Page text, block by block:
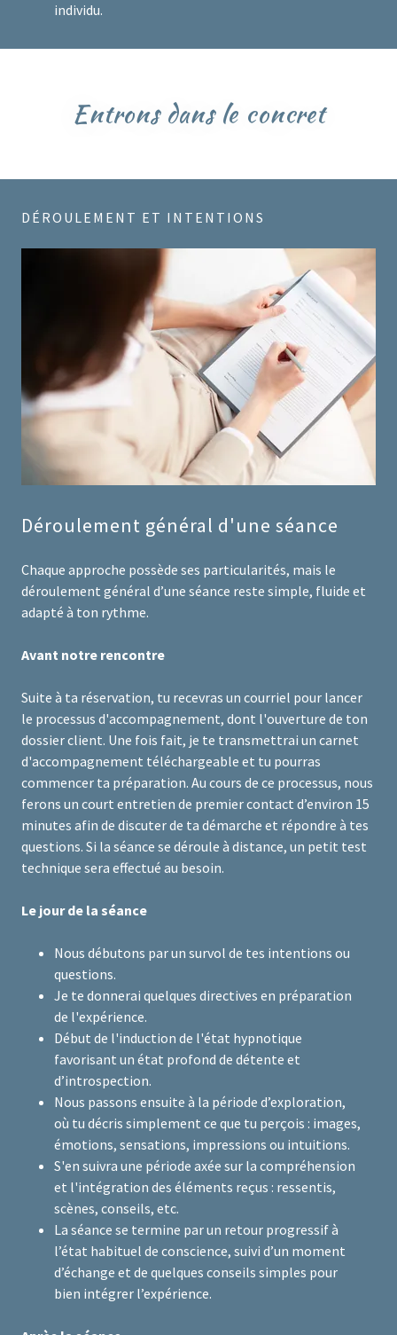
individu.
Entrons dans le concret
DÉROULEMENT ET INTENTIONS
Déroulement général d'une séance
Chaque approche possède ses particularités, mais le
déroulement général d’une séance reste simple, fluide et
adapté à ton rythme.
Avant notre rencontre
Suite à ta réservation, tu recevras un courriel pour lancer
le processus d'accompagnement, dont l'ouverture de ton
dossier client. Une fois fait, je te transmettrai un carnet
d'accompagnement téléchargeable et tu pourras
commencer ta préparation. Au cours de ce processus, nous
ferons un court entretien de premier contact d’environ 15
minutes afin de discuter de ta démarche et répondre à tes
questions. Si la séance se déroule à distance, un petit test
technique sera effectué au besoin.
Le jour de la séance
Nous débutons par un survol de tes intentions ou
questions.
Je te donnerai quelques directives en préparation
de l'expérience.
Début de l'induction de l'état hypnotique
favorisant un état profond de détente et
d’introspection.
Nous passons ensuite à la période d’exploration,
où tu décris simplement ce que tu perçois : images,
émotions, sensations, impressions ou intuitions.
S'en suivra une période axée sur la compréhension
et l'intégration des éléments reçus : ressentis,
scènes, conseils, etc.
La séance se termine par un retour progressif à
l’état habituel de conscience, suivi d’un moment
d’échange et de quelques conseils simples pour
bien intégrer l’expérience.